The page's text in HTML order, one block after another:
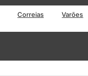
Correias Varões